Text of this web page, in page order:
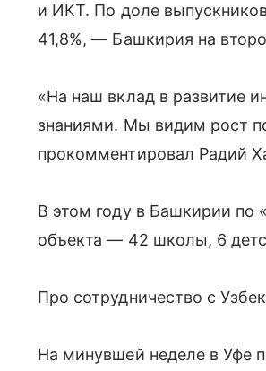
и ИКТ. По доле
41,8%, — Башкирия на
«На наш вклад в развитие
знаниями. Мы видим рост
прокомментировал Радий
В этом году в Башкирии по
объекта — 42 школы, 6
Про сотрудничество с
На минувшей неделе в Уфе